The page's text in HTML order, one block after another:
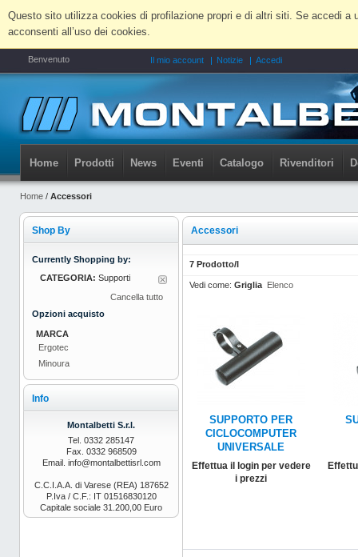
Questo sito utilizza cookies di profilazione propri e di altri siti. Se accedi a
acconsenti all’uso dei cookies.
Benvenuto Il mio account Notizie Accedi
Home Prodotti News Eventi Catalogo Rivenditori
Home / Accessori
Accessori
7 Prodotto/I
Vedi come: Griglia Elenco
SUPPORTO PER
CICLOCOMPUTER
UNIVERSALE
Effettua il login per vedere
i prezzi
Shop By
Currently Shopping by:
CATEGORIA: Supporti
Cancella tutto
Opzioni acquisto
MARCA
Ergotec
Minoura
Info
Montalbetti S.r.l.
Tel. 0332 285147
Fax. 0332 968509
Email. info@montalbettisrl.com
C.C.I.A.A. di Varese (REA) 187652
P.Iva / C.F.: IT 01516830120
Capitale sociale 31.200,00 Euro